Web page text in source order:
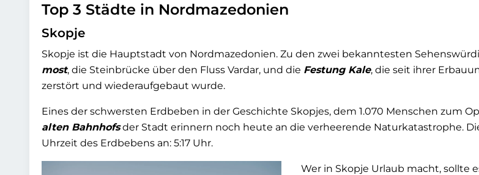
Top 3 Städte in Nordmazedonien
Skopje
Skopje ist die Hauptstadt von Nordmazedonien. Zu den zwei bekanntesten
most, die Steinbrücke über den Fluss Vardar, und die Festung Kale, die seit ihrer
zerstört und wiederaufgebaut wurde.
Eines der schwersten Erdbeben in der Geschichte Skopjes, dem 1.070 Menschen zum
alten Bahnhofsder Stadt erinnern noch heute an die verheerende Naturkatastrophe.
Uhrzeit des Erdbebens an: 5:17 Uhr.
Wer in Skopje Urlaub macht, sollte